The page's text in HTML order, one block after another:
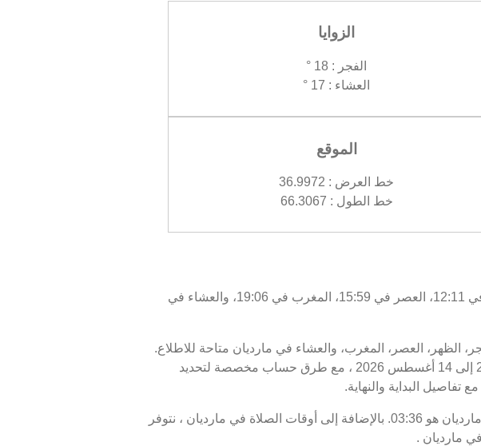
الزوايا
الفجر : 18 °
العشاء : 17 °
الموقع
خط العرض : 36.9972
خط الطول : 66.3067
اليوم، الجمعة 07/08/2026 ، أوقات الصلاة في مارديان كالتالي : الفجر في 03:36، الظهر في 12:11، العصر في 15:59، المغرب في 19:06، والعشاء في
الظهر، العصر، المغرب، والعشاء في مارديان متاحة للاطلاع.
أوقات الصلاة اليوم، 22 صفر 1448 ، وبرنامج الأيام السبعة القادمة، من 07 أغسطس 2026 إلى 14 أغسطس 2026 ، مع طرق حساب مخصصة لتحديد
تفاصيل البداية والنهاية.
موعد غروب الشمس أو الإفطار في مارديان هو 19:06، ووقت انتهاء السحور أو الفجر في مارديان هو 03:36. بالإضافة إلى أوقات الصلاة في مارديان ، نتوفر
مارديان .